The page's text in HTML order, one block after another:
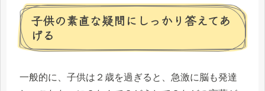
子供の素直な疑問にしっかり答えてあ
げる
一般的に、子供は２歳を過ぎると、急激に脳も発達